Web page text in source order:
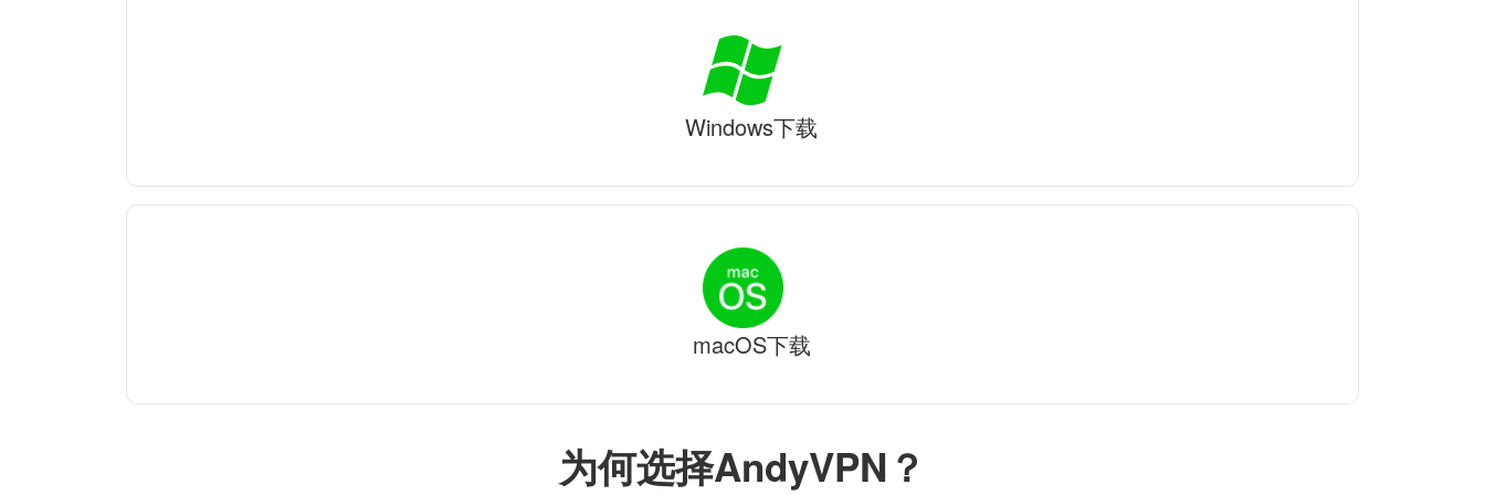
为何选择AndyVPN？
Windows下载
macOS下载